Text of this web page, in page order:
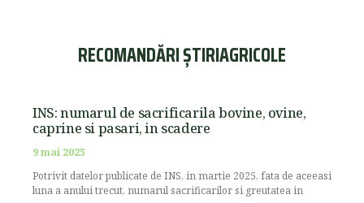
RECOMANDĂRI ȘTIRIAGRICOLE
INS: numarul de sacrificarila bovine, ovine,
caprine si pasari, in scadere
9 mai 2025
Potrivit datelor publicate de INS, in martie 2025, fata de aceeasi
luna a anului trecut, numarul sacrificarilor si greutatea in